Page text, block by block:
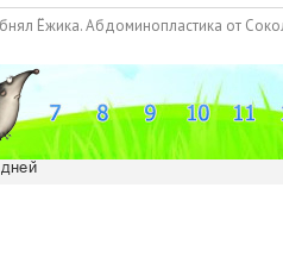
Ёжика. Абдоминопластика от